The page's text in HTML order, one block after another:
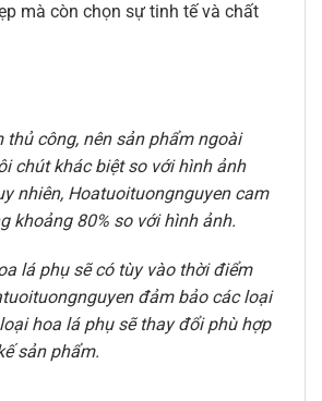
mà còn chọn sự tinh tế và chất
thủ công, nên sản phẩm ngoài
chút khác biệt so với hình ảnh
nhiên, Hoatuoituongnguyen cam
khoảng 80% so với hình ảnh.
lá phụ sẽ có tùy vào thời điểm
đảm bảo các loại
hoa lá phụ sẽ thay đổi phù hợp
sản phẩm.